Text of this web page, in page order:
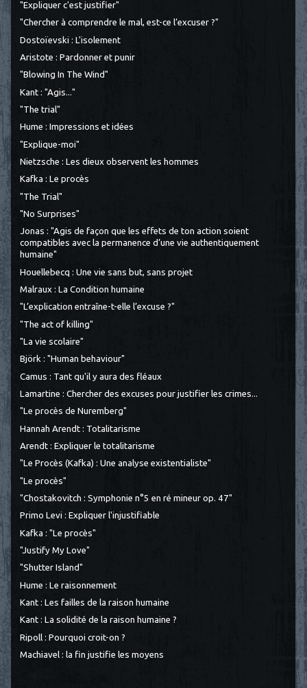
"Expliquer c'est justifier"
"Chercher à comprendre le mal, est-ce l’excuser ?"
Dostoïevski : L'isolement
Aristote : Pardonner et punir
"Blowing In The Wind"
Kant : "Agis..."
"The trial"
Hume : Impressions et idées
"Explique-moi"
Nietzsche : Les dieux observent les hommes
Kafka : Le procès
"The Trial"
"No Surprises"
Jonas : "Agis de façon que les effets de ton action soient
compatibles avec la permanence d’une vie authentiquement
humaine"
Houellebecq : Une vie sans but, sans projet
Malraux : La Condition humaine
"L’explication entraîne-t-elle l’excuse ?"
"The act of killing"
"La vie scolaire"
Björk : "Human behaviour"
Camus : Tant qu'il y aura des fléaux
Lamartine : Chercher des excuses pour justifier les crimes...
"Le procès de Nuremberg"
Hannah Arendt : Totalitarisme
Arendt : Expliquer le totalitarisme
"Le Procès (Kafka) : Une analyse existentialiste"
"Le procès"
"Chostakovitch : Symphonie n°5 en ré mineur op. 47"
Primo Levi : Expliquer l'injustifiable
Kafka : "Le procès"
"Justify My Love"
"Shutter Island"
Hume : Le raisonnement
Kant : Les failles de la raison humaine
Kant : La solidité de la raison humaine ?
Ripoll : Pourquoi croit-on ?
Machiavel : la fin justifie les moyens